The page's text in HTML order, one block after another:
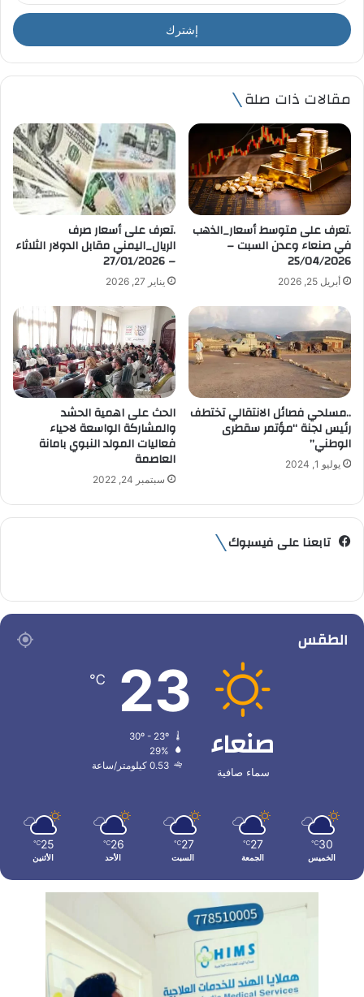
خ
ل
ر
د
ا
إ
ل
ك
ر
و
ي
مقالات ذات صلة
.تعرف على متوسط أسعار_الذهب
في صنعاء وعدن السبت –
25/04/2026
أبريل 25, 2026
.تعرف على أسعار صرف
الريال_اليمني مقابل الدولار الثلاثاء
– 27/01/2026
يناير 27, 2026
..مسلحي فصائل الانتقالي تختطف
رئيس لجنة “مؤتمر سقطرى
الوطني”
يوليو 1, 2024
الحث على اهمية الحشد
والمشاركة الواسعة لاحياء
فعاليات المولد النبوي بامانة
العاصمة
سبتمبر 24, 2022
تابعنا على فيسبوك
الطقس
صنعاء
سماء صافية
23
℃
29%
0.53 كيلومتر/ساعة
30
℃
الخميس
27
℃
الجمعة
27
℃
السبت
26
℃
الأحد
25
℃
الأثنين